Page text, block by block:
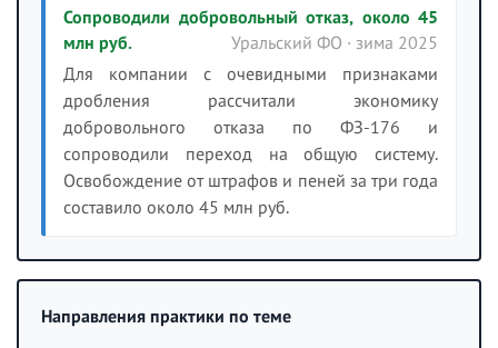
Сопроводили добровольный отказ, около 45
млн руб.
Уральский ФО · зима 2025
Для компании с очевидными признаками
дробления рассчитали экономику
добровольного отказа по ФЗ-176 и
сопроводили переход на общую систему.
Освобождение от штрафов и пеней за три года
составило около 45 млн руб.
Направления практики по теме